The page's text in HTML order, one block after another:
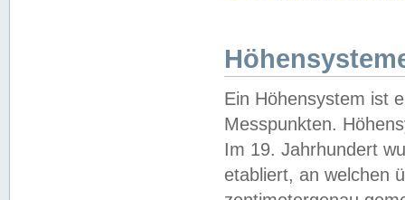
Ein Höhensystem ist
Messpunkten.
Im 19. Jahrhundert
etabliert, an welchen